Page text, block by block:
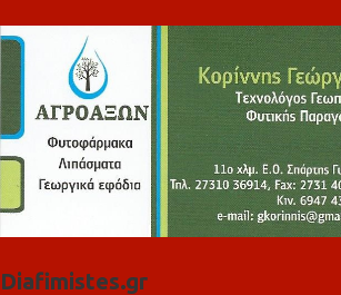
Diafimistes.gr